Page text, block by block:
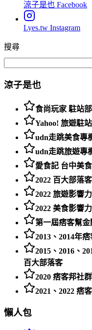
涼子是也 Facebook
Lyes.tw Instagram
搜尋
涼子是也
食尚玩家 駐站
Yahoo! 旅遊駐
udn走跳美食專
udn走跳旅遊專
愛食記 台中美
2022 百大部落
2022 旅遊影響
2022 美食影響
第一屆痞客幫
2013、2014年
2015、2016、
百大部落客
2020 痞客邦社
2021、2022 痞
懶人包